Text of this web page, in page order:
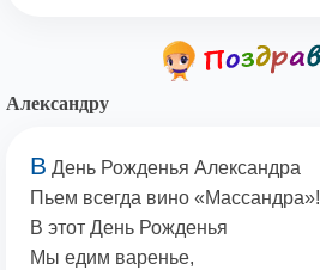
Александру
В День Рожденья Александра
Пьем всегда вино «Массандра»!
В этот День Рожденья
Мы едим варенье,